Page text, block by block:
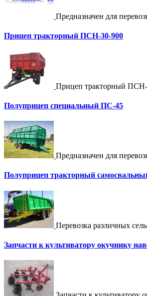
Предназначен для
Прицеп тракторный ПСН-30-900
Прицеп тракторный ПСН-
Полуприцеп специальный ПС-45
Предназначен для
Полуприцеп тракторный
Перевозка различных
Запчасти к культиватору окучнику